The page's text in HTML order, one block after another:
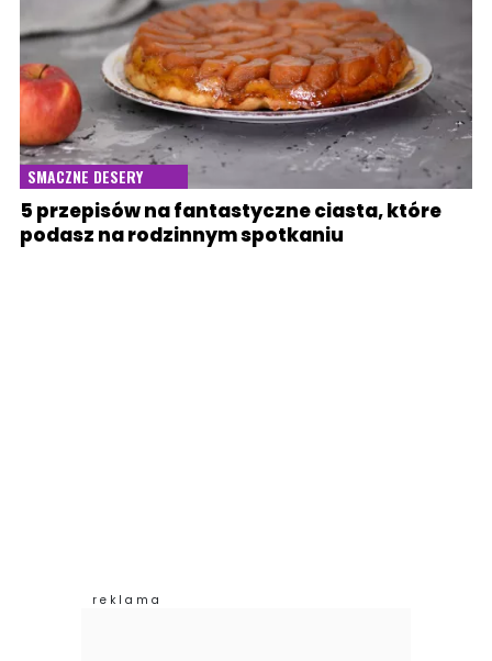
SMACZNE DESERY
5 przepisów na fantastyczne ciasta, które
podasz na rodzinnym spotkaniu